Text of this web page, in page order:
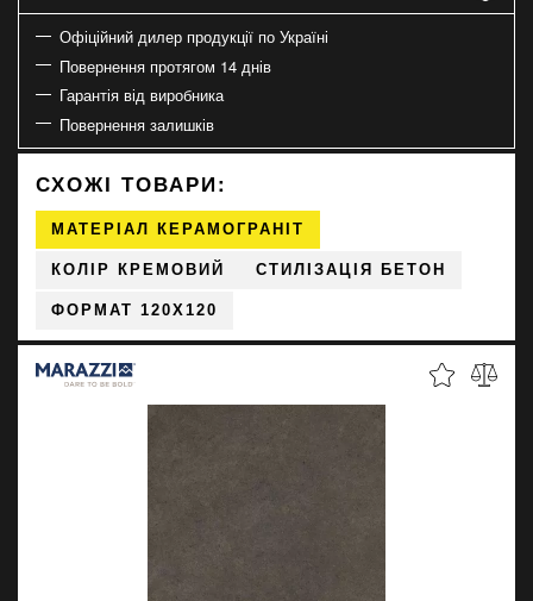
Офіційний дилер продукції по Україні
Повернення протягом 14 днів
Гарантія від виробника
Повернення залишків
СХОЖІ ТОВАРИ:
МАТЕРІАЛ КЕРАМОГРАНІТ
КОЛІР КРЕМОВИЙ СТИЛІЗАЦІЯ БЕТОН
ФОРМАТ 120X120